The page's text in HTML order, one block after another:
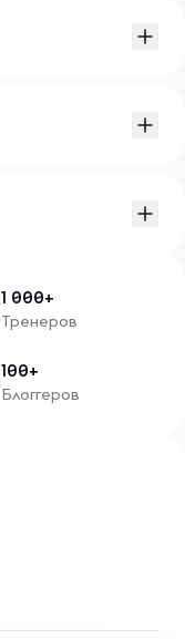
1 000+
Тренеров
100+
Блоггеров